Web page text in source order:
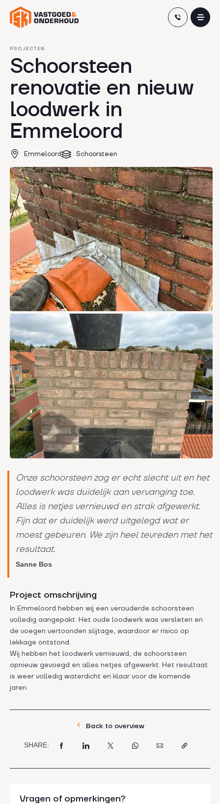
Skip
content
PROJECTEN
Schoorsteen
renovatie en nieuw
loodwerk in
Emmeloord
Emmeloord Schoorsteen
Onze schoorsteen zag er echt slecht uit en het
loodwerk was duidelijk aan vervanging toe.
Alles is netjes vernieuwd en strak afgewerkt.
Fijn dat er duidelijk werd uitgelegd wat er
moest gebeuren. We zijn heel tevreden met het
resultaat.
Sanne Bos
Project omschrijving
In Emmeloord hebben wij een verouderde schoorsteen
volledig aangepakt. Het oude loodwerk was versleten en
de voegen vertoonden slijtage, waardoor er risico op
lekkage ontstond.
Wij hebben het loodwerk vernieuwd, de schoorsteen
opnieuw gevoegd en alles netjes afgewerkt. Het resultaat
is weer volledig waterdicht en klaar voor de komende
jaren.
Back to overview
SHARE:
Vragen of opmerkingen?